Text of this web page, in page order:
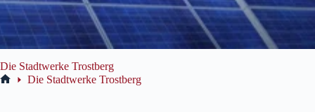
Die Stadtwerke Trostberg
Die Stadtwerke Trostberg